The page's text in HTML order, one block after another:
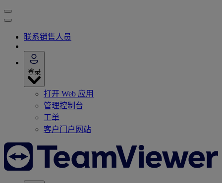
联系销售人员
登录
打开 Web 应用
管理控制台
工单
客户门户网站